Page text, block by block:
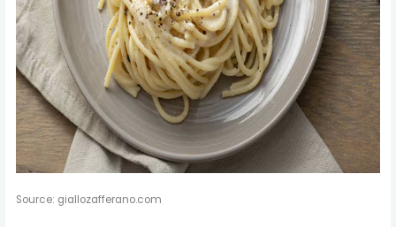
Source: giallozafferano.com